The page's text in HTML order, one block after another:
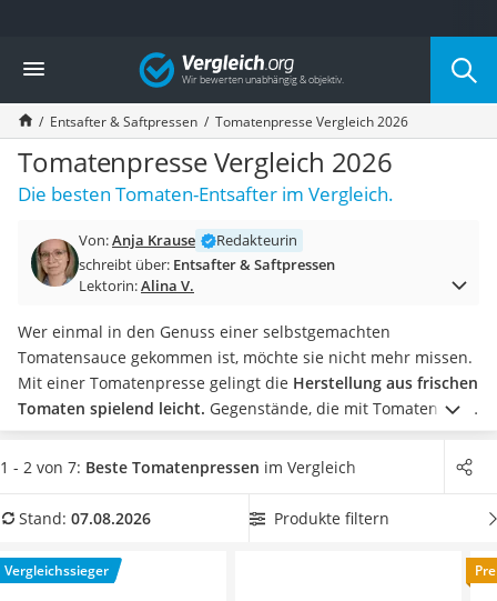
Die beliebtesten Vergleiche nach Kategorie
Haushalt
Wassersprudler
Zentralstaubsauger
Brotbackautomat
Wischroboter
Wäschespinne
Spülmaschinentabs
Akku-Staubsauger
AEG-Waschmaschine
Saug-Wisch-Roboter
Handstaubsauger
Milchaufschäumer
Kondenstrockner
Reiskocher
Tierhaarstaubsauger
Nespresso-Maschine
Messerschärfer
Vergleich
Entsafter & Saftpressen Tomatenpresse Vergleich 2026
Tomatenpresse Vergleich 2026
Die besten Tomaten-Entsafter im Vergleich.
Von:Anja Krause
Redakteurin
schreibt über: Entsafter & Saftpressen
Lektorin:Alina V.
Wer einmal in den Genuss einer selbstgemachten
Tomatensauce gekommen ist, möchte sie nicht mehr missen.
Mit einer Tomatenpresse gelingt die Herstellung aus frischen
Tomaten spielend leicht. Gegenstände, die mit Tomatensaft
in Berührung kommen, verfärben schnell. Wählen Sie jetzt
aus der Tabelleeine Tomatenpresse, die sich leicht reinigen
Zerlegbarkeit der Maschine und das Materialwichtig sind. So
Hand oder in der Spülmaschine gewaschen werden.
Überzeugt hat uns hier im August 2026 besonders das
1 - 2 von 7: Beste Tomatenpressen im Vergleich
Stand: 07.08.2026 Produkte filtern
Vergleichssieger